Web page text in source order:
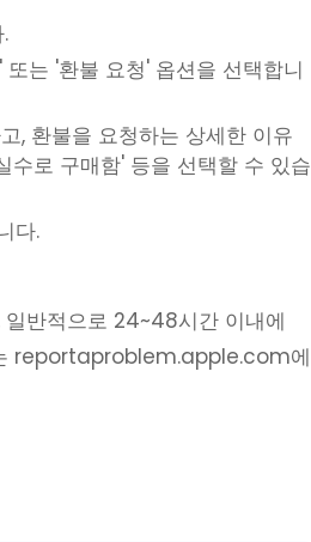
는 '환불 요청' 옵션을 선택합니
, 환불을 요청하는 상세한 이유
수로 구매함' 등을 선택할 수 있습
다.
반적으로 24~48시간 이내에
reportaproblem.apple.com에